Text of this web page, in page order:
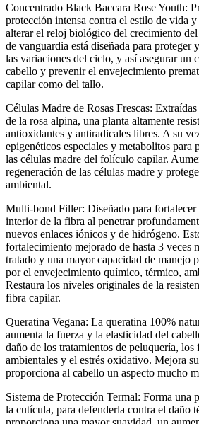
Concentrado Black Baccara Rose Youth:
protección intensa contra el estilo de vida
alterar el reloj biológico del crecimiento
de vanguardia está diseñada para proteger
las variaciones del ciclo, y así asegurar un
cabello y prevenir el envejecimiento
capilar como del tallo.
Células Madre de Rosas Frescas:
de la rosa alpina, una planta altamente
antioxidantes y antiradicales libres. A su
epigenéticos especiales y metabolitos para
las células madre del folículo capilar.
regeneración de las células madre y
ambiental.
Multi-bond Filler: Diseñado para fortalecer
interior de la fibra al penetrar
nuevos enlaces iónicos y de hidrógeno.
fortalecimiento mejorado de hasta 3 veces
tratado y una mayor capacidad de manejo
por el envejecimiento químico, térmico,
Restaura los niveles originales de la
fibra capilar.
Queratina Vegana: La queratina 100%
aumenta la fuerza y la elasticidad del
daño de los tratamientos de peluquería, los
ambientales y el estrés oxidativo. Mejora
proporciona al cabello un aspecto mucho
Sistema de Protección Termal: Forma una
la cutícula, para defenderla contra el daño